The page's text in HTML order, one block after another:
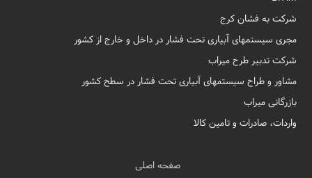
شرکت به فشان کرج
مجری سیستمهای آبیاری تحت فشار در داخل و خارج از کشور
شرکت تدبیر طرح میراب
مشاور و طراح سیستمهای آبیاری تحت فشار در سطح کشور
بازرگانی میراب
واردات، صادرات و تامین کالا
صفحه اصلی